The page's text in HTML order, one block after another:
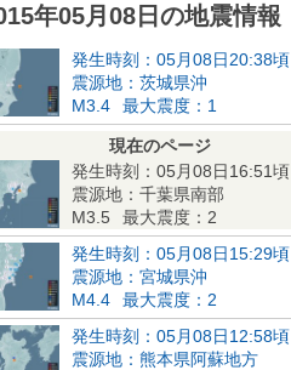
年05月08日の地震情報
発生時刻：05月08日20:38頃
震源地：茨城県沖
M3.4
最大震度：1
現在のページ
発生時刻：05月08日16:51頃
震源地：千葉県南部
M3.5
最大震度：2
発生時刻：05月08日15:29頃
震源地：宮城県沖
M4.4
最大震度：2
発生時刻：05月08日12:58頃
震源地：熊本県阿蘇地方